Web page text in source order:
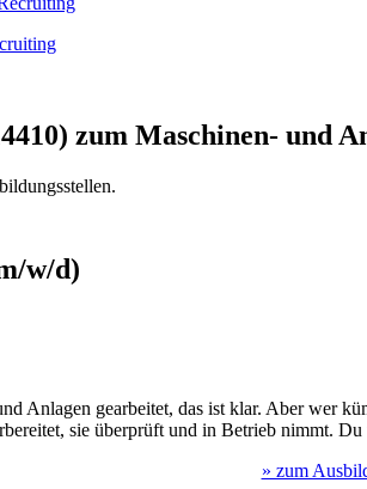
zum Maschinen- und
w/d)
Anlagen gearbeitet, das ist klar. Aber wer
sie überprüft und in Betrieb nimmt. Du
» zum